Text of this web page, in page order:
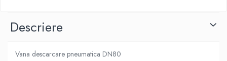
Descriere
Vana descarcare pneumatica DN80